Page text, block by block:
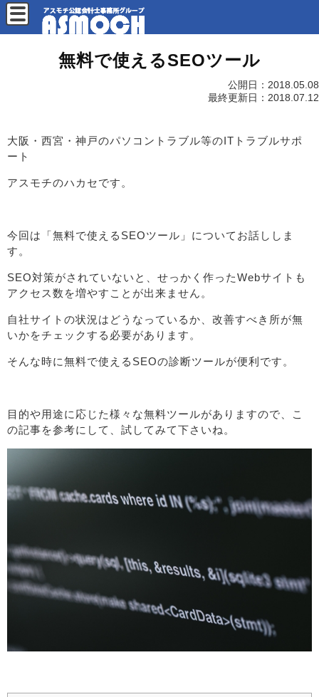
無料で使えるSEOツール
公開日： 2018.05.08
最終更新日： 2018.07.12
大阪・西宮・神戸のパソコントラブル等のITトラブルサポ
ート
アスモチのハカセです。
今回は「無料で使えるSEOツール」についてお話ししま
す。
SEO対策がされていないと、せっかく作ったWebサイトも
アクセス数を増やすことが出来ません。
自社サイトの状況はどうなっているか、改善すべき所が無
いかをチェックする必要があります。
そんな時に無料で使えるSEOの診断ツールが便利です。
目的や用途に応じた様々な無料ツールがありますので、こ
の記事を参考にして、試してみて下さいね。